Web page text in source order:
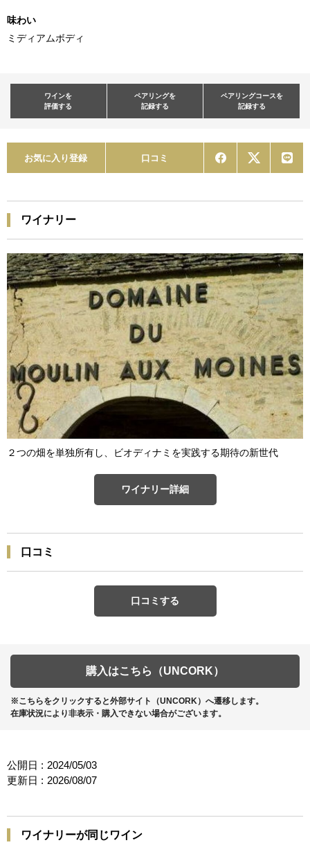
味わい
ミディアムボディ
ワインを
評価する
ペアリングを
記録する
ペアリングコースを
記録する
お気に入り登録 口コミ
ワイナリー
２つの畑を単独所有し、ビオディナミを実践する期待の新世代
ワイナリー詳細
口コミ
口コミする
購入はこちら（UNCORK）
※こちらをクリックすると外部サイト（UNCORK）へ遷移します。
在庫状況により非表示・購入できない場合がございます。
公開日 : 2024/05/03
更新日 : 2026/08/07
ワイナリーが同じワイン